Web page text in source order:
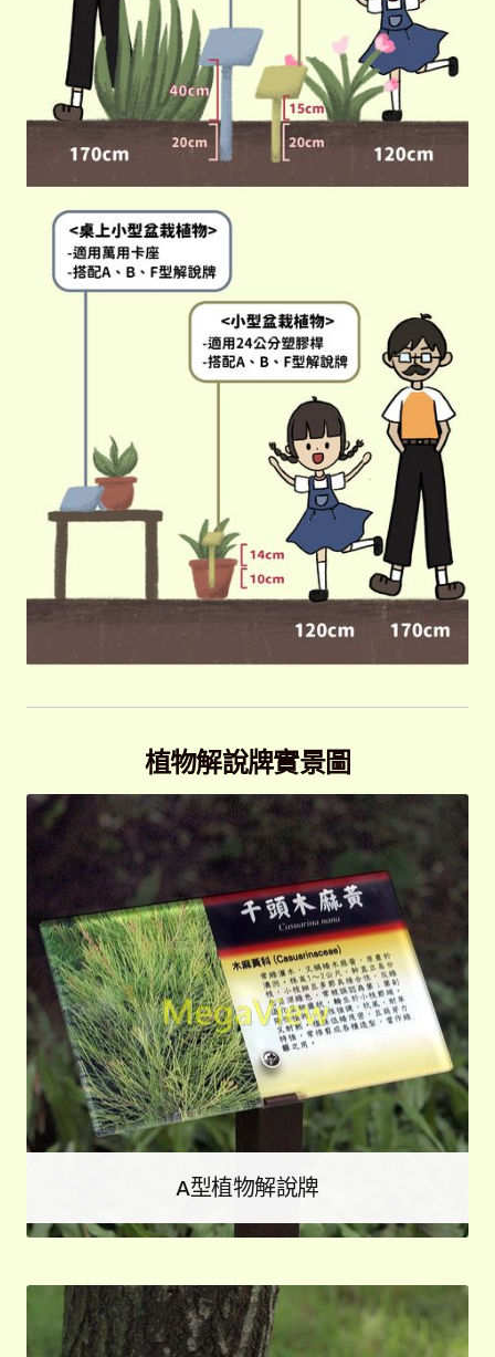
植物解說牌實景圖
A型植物解說牌